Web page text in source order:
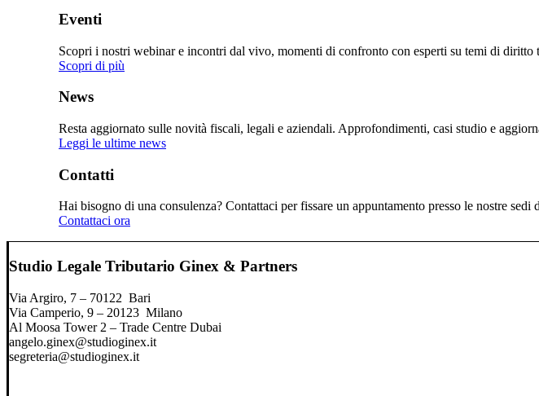
Eventi
Scopri i nostri webinar e incontri dal vivo, momenti di confronto con esperti su temi di
Scopri di più
News
Resta aggiornato sulle novità fiscali, legali e aziendali. Approfondimenti, casi studio e
Leggi le ultime news
Contatti
Hai bisogno di una consulenza? Contattaci per fissare un appuntamento presso le nostre
Contattaci ora
Studio Legale Tributario Ginex & Partners
Via Argiro, 7 – 70122 Bari
Via Camperio, 9 – 20123 Milano
Al Moosa Tower 2 – Trade Centre Dubai
angelo.ginex@studioginex.it
segreteria@studioginex.it